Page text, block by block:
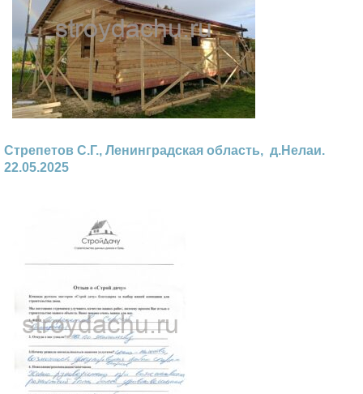
Стрепетов С.Г., Ленинградская область, д.Нелаи.
22.05.2025